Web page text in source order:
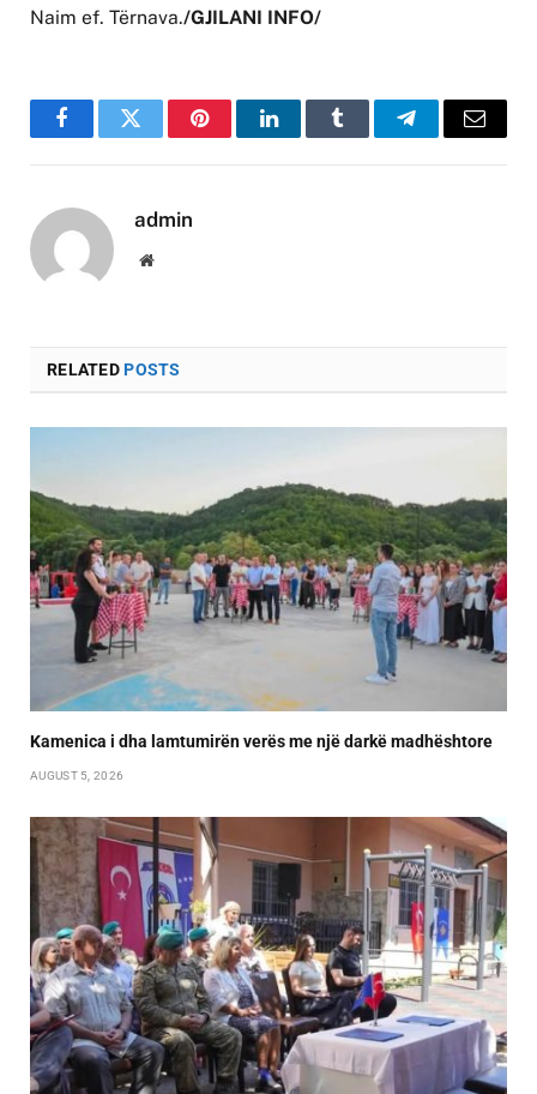
Naim ef. Tërnava./GJILANI INFO/
FacebookTwitter PinterestLinkedInTumblr TelegramEmail
admin
Website
RELATEDPOSTS
Kamenica i dha lamtumirën verës me një darkë madhështore
AUGUST 5, 2026